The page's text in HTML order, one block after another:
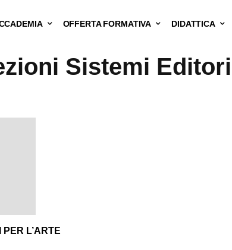
OFFERTA FORMATIVA DIDATTICA
Sistemi
L’ARTE